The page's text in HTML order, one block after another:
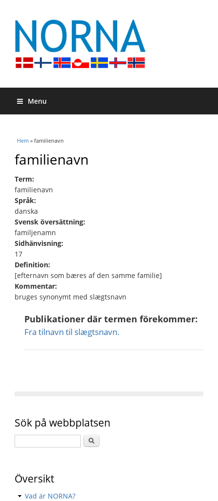
Menu
Du är här
Hem » familienavn
familienavn
Term:
familienavn
Språk:
danska
Svensk översättning:
familjenamn
Sidhänvisning:
17
Definition:
[efternavn som bæres af den samme familie]
Kommentar:
bruges synonymt med slægtsnavn
Publikationer där termen förekommer:
Fra tilnavn til slægtsnavn.
Sök på webbplatsen
Översikt
Vad är NORNA?